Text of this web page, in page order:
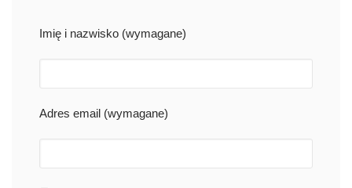
Imię i nazwisko (wymagane)
Adres email (wymagane)